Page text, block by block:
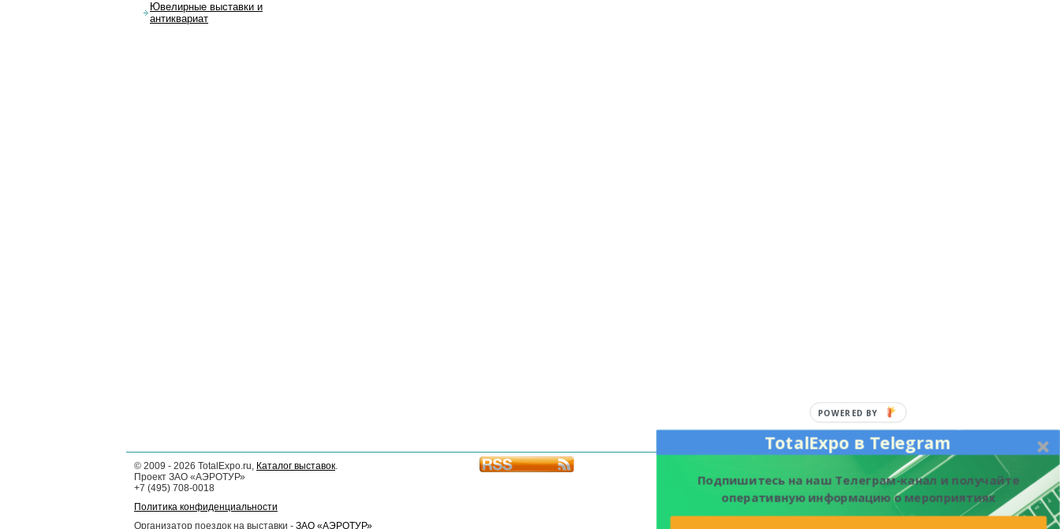
Ювелирные выставки и
антиквариат
© 2009 - 2026 TotalExpo.ru, Каталог выставок.
Проект ЗАО «АЭРОТУР»
+7 (495) 708-0018
Политика конфиденциальности
Организатор поездок на выставки - ЗАО «АЭРОТУР»
TotalExpo в Telegram
Подпишитесь на наш Телеграм-канал и получайте
оперативную информацию о мероприятиях